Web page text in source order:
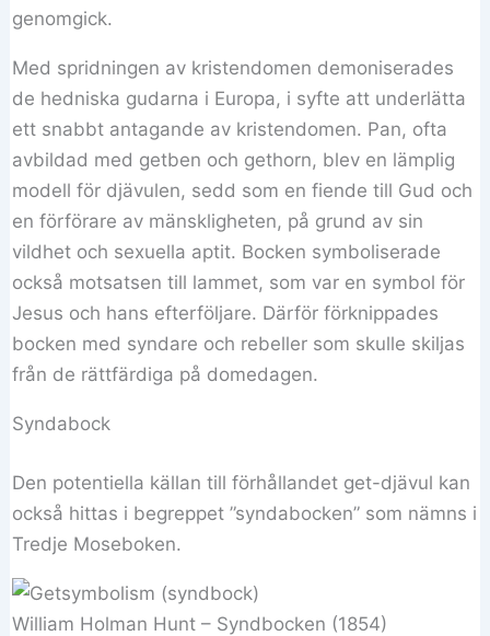
genomgick.
Med spridningen av kristendomen demoniserades
de hedniska gudarna i Europa, i syfte att underlätta
ett snabbt antagande av kristendomen. Pan, ofta
avbildad med getben och gethorn, blev en lämplig
modell för djävulen, sedd som en fiende till Gud och
en förförare av mänskligheten, på grund av sin
vildhet och sexuella aptit. Bocken symboliserade
också motsatsen till lammet, som var en symbol för
Jesus och hans efterföljare. Därför förknippades
bocken med syndare och rebeller som skulle skiljas
från de rättfärdiga på domedagen.
Syndabock
Den potentiella källan till förhållandet get-djävul kan
också hittas i begreppet ”syndabocken” som nämns i
Tredje Moseboken.
William Holman Hunt – Syndbocken (1854)